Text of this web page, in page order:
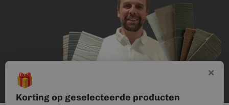
×
🎁
Korting op geselecteerde producten